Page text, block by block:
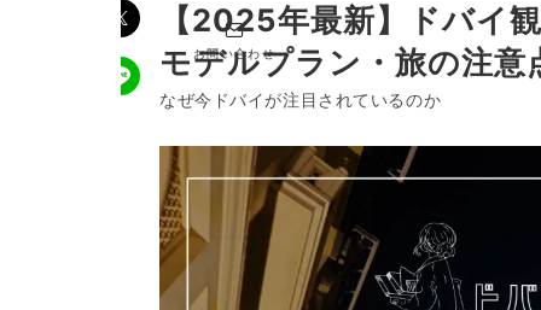
お問い合わせ
【2025年最新】ドバイ
モデルプラン・旅の注意
なぜ今ドバイが注目されているのか